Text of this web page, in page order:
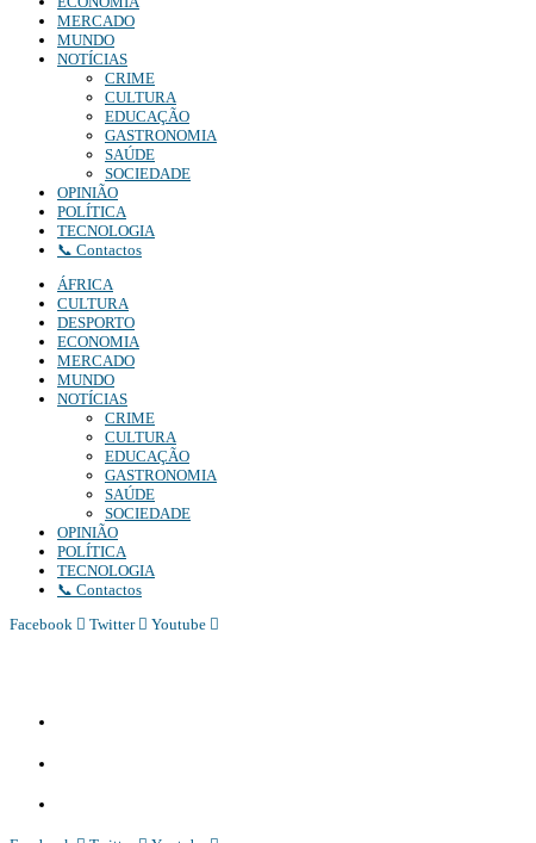
MERCADO
MUNDO
NOTÍCIAS
CRIME
CULTURA
EDUCAÇÃO
GASTRONOMIA
SAÚDE
SOCIEDADE
OPINIÃO
POLÍTICA
TECNOLOGIA
📞 Contactos
ÁFRICA
CULTURA
DESPORTO
ECONOMIA
MERCADO
MUNDO
NOTÍCIAS
CRIME
CULTURA
EDUCAÇÃO
GASTRONOMIA
SAÚDE
SOCIEDADE
OPINIÃO
POLÍTICA
TECNOLOGIA
📞 Contactos
Facebook
Twitter Youtube